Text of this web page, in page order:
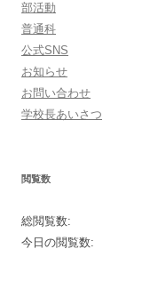
部活動
普通科
公式SNS
お知らせ
お問い合わせ
学校長あいさつ
閲覧数
総閲覧数:
今日の閲覧数: